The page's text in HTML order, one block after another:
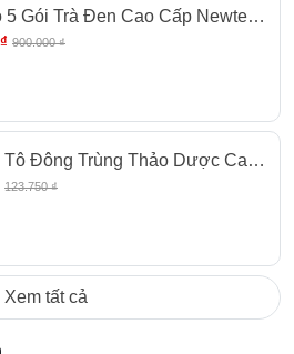
5 Gói Trà Đen Cao Cấp Newtea
Dùng Trong Pha Chế Trà Sữa
900.000 ₫
Tô Đông Trùng Thảo Dược Cao
Trà Túi Lọc Tiện Dụng, Gói
123.750 ₫
Xem tất cả